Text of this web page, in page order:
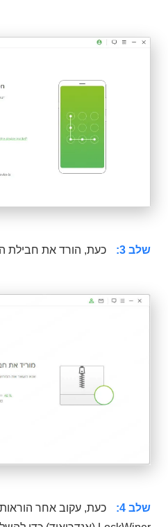
שלב 3: כעת, הורד את חבילת
שלב 4:
כעת, עקוב אחר